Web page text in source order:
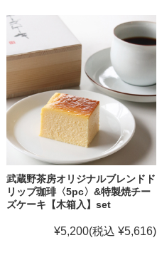
武蔵野茶房オリジナルブレンドド
リップ珈琲〈5pc〉&特製焼チー
ズケーキ【木箱入】set
¥5,200(税込 ¥5,616)